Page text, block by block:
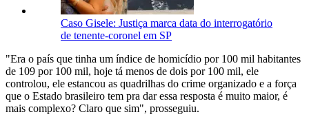
Caso Gisele: Justiça marca data do interrogatório
de tenente-coronel em SP
"Era o país que tinha um índice de homicídio por 100 mil habitantes
de 109 por 100 mil, hoje tá menos de dois por 100 mil, ele
controlou, ele estancou as quadrilhas do crime organizado e a força
que o Estado brasileiro tem pra dar essa resposta é muito maior, é
mais complexo? Claro que sim", prosseguiu.